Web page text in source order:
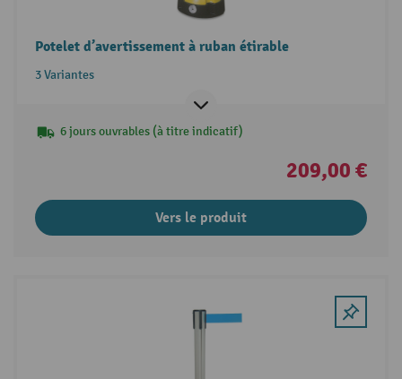
Potelet d’avertissement à ruban étirable
3 Variantes
6 jours ouvrables (à titre indicatif)
209,00 €
Vers le produit